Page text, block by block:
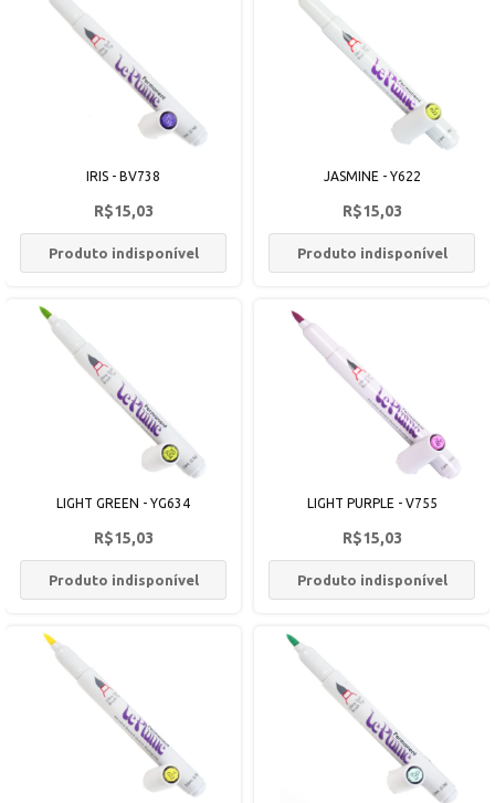
IRIS - BV738
R$15,03
Produto indisponível
JASMINE - Y622
R$15,03
Produto indisponível
LIGHT GREEN - YG634
R$15,03
Produto indisponível
LIGHT PURPLE - V755
R$15,03
Produto indisponível